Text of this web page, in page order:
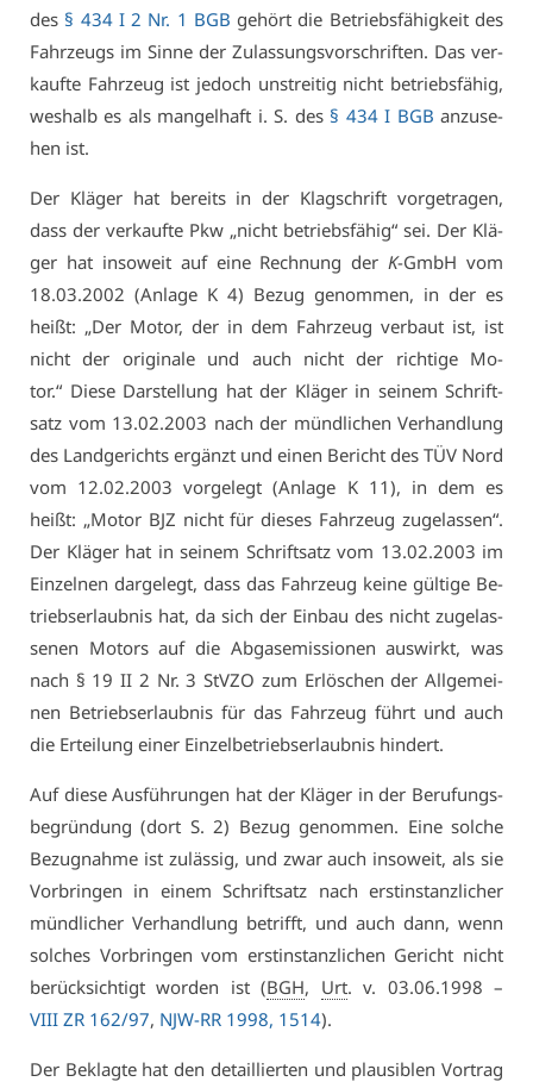
des § 434 I 2 Nr. 1 BGB ge­hört die Be­triebs­fä­hig­keit des
Fahr­zeugs im Sin­ne der Zu­las­sungs­vor­schrif­ten. Das ver­
kauf­te Fahr­zeug ist je­doch un­strei­tig nicht be­triebs­fä­hig,
wes­halb es als man­gel­haft i. S. des § 434 I BGB an­zu­se­
hen ist.
Der Klä­ger hat be­reits in der Klag­schrift vor­ge­tra­gen,
dass der ver­kauf­te Pkw „nicht be­triebs­fä­hig“ sei. Der Klä­
ger hat in­so­weit auf ei­ne Rech­nung derK-GmbH vom
18.03.2002 (An­la­ge K 4) Be­zug ge­nom­men, in der es
heißt: „Der Mo­tor, der in dem Fahr­zeug ver­baut ist, ist
nicht der ori­gi­na­le und auch nicht der rich­ti­ge Mo­
tor.“ Die­se Dar­stel­lung hat der Klä­ger in sei­nem Schrift­
satz vom 13.02.2003 nach der münd­li­chen Ver­hand­lung
des Land­ge­richts er­gänzt und ei­nen Be­richt des TÜV Nord
vom 12.02.2003 vor­ge­legt (An­la­ge K 11), in dem es
heißt: „Mo­tor BJZ nicht für die­ses Fahr­zeug zu­ge­las­sen“.
Der Klä­ger hat in sei­nem Schrift­satz vom 13.02.2003 im
Ein­zel­nen dar­ge­legt, dass das Fahr­zeug kei­ne gül­ti­ge Be­
triebs­er­laub­nis hat, da sich der Ein­bau des nicht zu­ge­las­
se­nen Mo­tors auf die Ab­gas­emis­sio­nen aus­wirkt, was
nach § 19 II 2 Nr. 3 StV­ZO zum Er­lö­schen der All­ge­mei­
nen Be­triebs­er­laub­nis für das Fahr­zeug führt und auch
die Er­tei­lung ei­ner Ein­zel­be­triebs­er­laub­nis hin­dert.
Auf die­se Aus­füh­run­gen hat der Klä­ger in der Be­ru­fungs­
be­grün­dung (dort S. 2) Be­zug ge­nom­men. Ei­ne sol­che
Be­zug­nah­me ist zu­läs­sig, und zwar auch in­so­weit, als sie
Vor­brin­gen in ei­nem Schrift­satz nach erst­in­stanz­li­cher
münd­li­cher Ver­hand­lung be­trifft, und auch dann, wenn
sol­ches Vor­brin­gen vom erst­in­stanz­li­chen Ge­richt nicht
be­rück­sich­tigt wor­den ist (BGH, Urt. v. 03.06.1998 –
VI­II ZR 162/97, NJW-RR 1998, 1514).
Der Be­klag­te hat den de­tail­lier­ten und plau­si­blen Vor­trag